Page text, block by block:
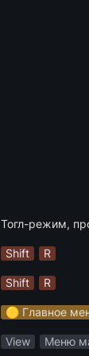
Тогл-режим,
Shift R
Shift R
🟡 Главное
View Меню